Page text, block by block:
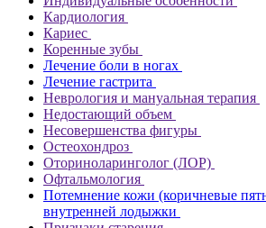
Кардиология
Кариес
Коренные зубы
Лечение боли в ногах
Лечение гастрита
Неврология и мануальная терапия
Недостающий объем
Несовершенства фигуры
Остеохондроз
Оториноларинголог (ЛОР)
Офтальмология
Потемнение кожи (коричневые
внутренней лодыжки